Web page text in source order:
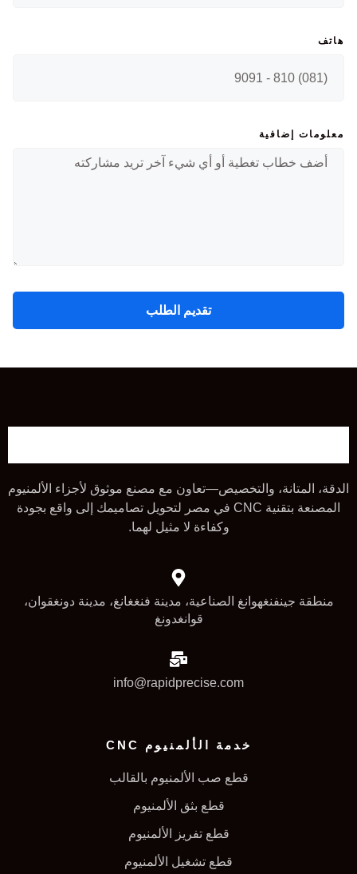
هاتف
معلومات إضافية
تقديم الطلب
الدقة، المتانة، والتخصيص—تعاون مع مصنع موثوق لأجزاء الألمنيوم
المصنعة بتقنية CNC في مصر لتحويل تصاميمك إلى واقع بجودة
وكفاءة لا مثيل لهما.
منطقة جينفنغهوانغ الصناعية، مدينة فنغغانغ، مدينة دونغقوان،
قوانغدونغ
info@rapidprecise.com
خدمة الألمنيوم CNC
قطع صب الألمنيوم بالقالب
قطع بثق الألمنيوم
قطع تفريز الألمنيوم
قطع تشغيل الألمنيوم